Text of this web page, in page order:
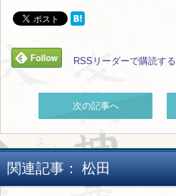
RSSリーダーで購読する
次の記事へ
関連記事： 松田